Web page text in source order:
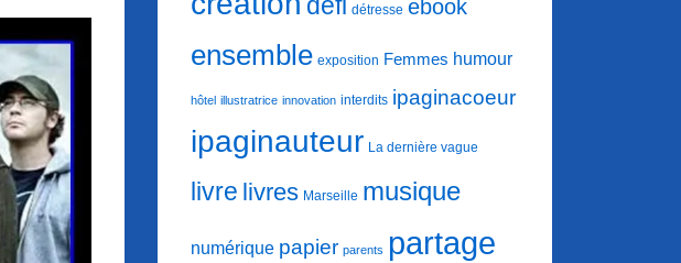
défi détresse ebook
ensemble exposition Femmes humour
hôtel illustratrice innovation interdits ipaginacoeur
ipaginauteur La dernière vague
livre livres Marseille musique
numérique papier parents partage